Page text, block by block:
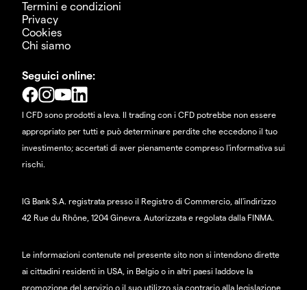
Termini e condizioni
Privacy
Cookies
Chi siamo
Seguici online:
I CFD sono prodotti a leva. Il trading con i CFD potrebbe non essere
appropriato per tutti e può determinare perdite che eccedono il tuo
investimento; accertati di aver pienamente compreso l'informativa sui
rischi.
IG Bank S.A. registrata presso il Registro di Commercio, all'indirizzo
42 Rue du Rhône, 1204 Ginevra. Autorizzata e regolata dalla FINMA.
Le informazioni contenute nel presente sito non si intendono dirette
ai cittadini residenti in USA, in Belgio o in altri paesi laddove la
promozione del servizio o il suo utilizzo sia contrario alla legislazione